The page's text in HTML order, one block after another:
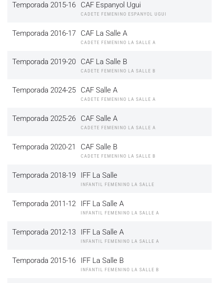
Temporada 2015-16 CAF Espanyol Ugui
CADETE FEMENINO ESPANYOL UGUI
Temporada 2016-17 CAF La Salle A
CADETE FEMENINO LA SALLE A
Temporada 2019-20 CAF La Salle B
CADETE FEMENINO LA SALLE B
Temporada 2024-25 CAF Salle A
CADETE FEMENINO LA SALLE A
Temporada 2025-26 CAF Salle A
CADETE FEMENINO LA SALLE A
Temporada 2020-21 CAF Salle B
CADETE FEMENINO LA SALLE B
Temporada 2018-19 IFF La Salle
INFANTIL FEMENINO LA SALLE
Temporada 2011-12 IFF La Salle A
INFANTIL FEMENINO LA SALLE A
Temporada 2012-13 IFF La Salle A
INFANTIL FEMENINO LA SALLE A
Temporada 2015-16 IFF La Salle B
INFANTIL FEMENINO LA SALLE B